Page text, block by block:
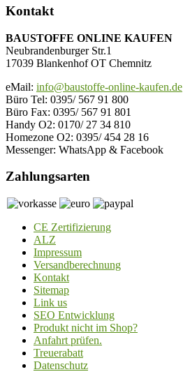
Kontakt
BAUSTOFFE ONLINE KAUFEN
Neubrandenburger Str.1
17039 Blankenhof OT Chemnitz
eMail: info@baustoffe-online-kaufen.de
Büro Tel: 0395/ 567 91 800
Büro Fax: 0395/ 567 91 801
Handy O2: 0170/ 27 34 810
Homezone O2: 0395/ 454 28 16
Messenger: WhatsApp & Facebook
Zahlungsarten
CE Zertifizierung
ALZ
Impressum
Versandberechnung
Kontakt
Sitemap
Link us
SEO Entwicklung
Produkt nicht im Shop?
Anfahrt prüfen.
Treuerabatt
Datenschutz